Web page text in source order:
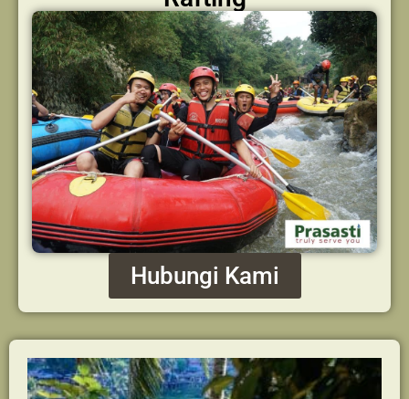
Hubungi Kami
Rafting